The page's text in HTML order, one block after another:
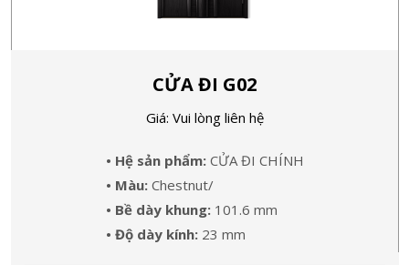
CỬA ĐI G02
Giá: Vui lòng liên hệ
• Hệ sản phẩm: CỬA ĐI CHÍNH
• Màu:Chestnut/
• Bề dày khung:101.6 mm
• Độ dày kính:23 mm